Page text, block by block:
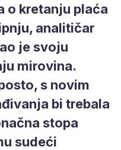
o kretanju plaća
analitičar
je svoju
mirovina.
s novim
bi trebala
stopa
sudeći